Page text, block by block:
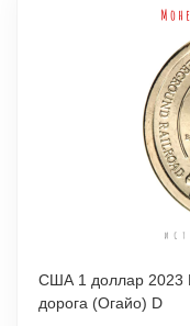
США 1 доллар 2023
дорога (Огайо) D